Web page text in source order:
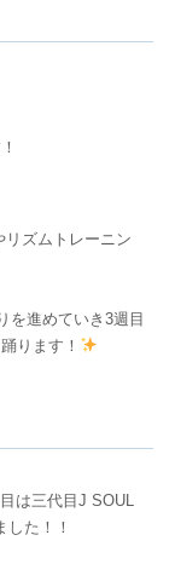
ズムトレーニン
を進めていき3週目
ります！
は三代目J SOUL
た！！